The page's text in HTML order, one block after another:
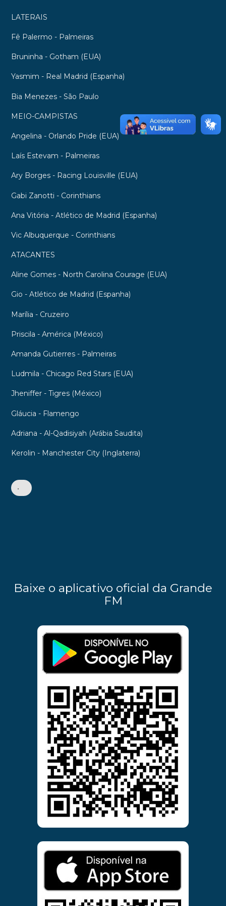
LATERAIS
Fê Palermo - Palmeiras
Bruninha - Gotham (EUA)
Yasmim - Real Madrid (Espanha)
Bia Menezes - São Paulo
MEIO-CAMPISTAS
Angelina - Orlando Pride (EUA)
Laís Estevam - Palmeiras
Ary Borges - Racing Louisville (EUA)
Gabi Zanotti - Corinthians
Ana Vitória - Atlético de Madrid (Espanha)
Vic Albuquerque - Corinthians
ATACANTES
Aline Gomes - North Carolina Courage (EUA)
Gio - Atlético de Madrid (Espanha)
Marília - Cruzeiro
Priscila - América (México)
Amanda Gutierres - Palmeiras
Ludmila - Chicago Red Stars (EUA)
Jheniffer - Tigres (México)
Gláucia - Flamengo
Adriana - Al-Qadisiyah (Arábia Saudita)
Kerolin - Manchester City (Inglaterra)
•
Baixe o aplicativo oficial da Grande
FM